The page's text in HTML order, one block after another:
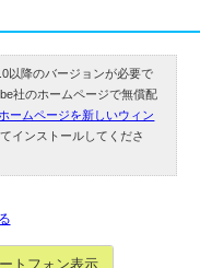
以降のバージョンが必要で
社のホームページで無償配
ームページを新しいウィン
インストールしてくださ
トフォン表示